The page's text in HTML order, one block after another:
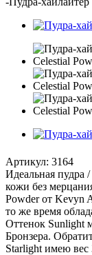
Артикул: 3164
Идеальная пудра /
кожи без
Powder от Kevyn
то же время
Оттенок Sunlight
Бронзера.
Starlight имею вес